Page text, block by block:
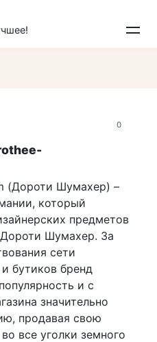
0
(Дороти Шумахер) –
который
предметов
Дороти Шумахер. За
сети
бутиков бренд
и с
значительно
продавая свою
все уголки земного